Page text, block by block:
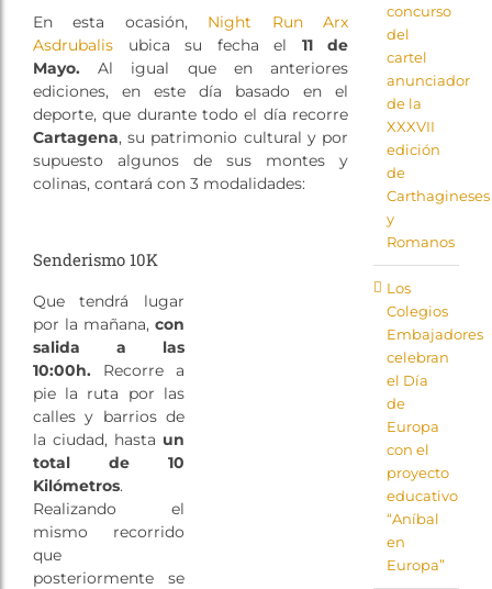
En esta ocasión, Night Run Arx
Asdrubalisubica su fecha el 11 de
Mayo.Al igual que en anteriores
ediciones, en este día basado en el
deporte, que durante todo el día recorre
Cartagena, su patrimonio cultural y por
supuesto algunos de sus montes y
colinas, contará con 3 modalidades:
Senderismo 10K
Que tendrá lugar
por la mañana, con
salida a las
10:00h.Recorre a
pie la ruta por las
calles y barrios de
la ciudad, hasta un
total de 10
Kilómetros.
Realizando el
mismo recorrido
que
posteriormente se
concurso
del
cartel
anunciador
de la
XXXVII
edición
de
Carthagineses
y
Romanos
Los
Colegios
Embajadores
celebran
el Día
de
Europa
con el
proyecto
educativo
“Aníbal
en
Europa”